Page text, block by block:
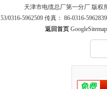
天津市电缆总厂第一分厂 版权
0316-5962509 传真： 86-0316-
返回首页 GoogleSitemap